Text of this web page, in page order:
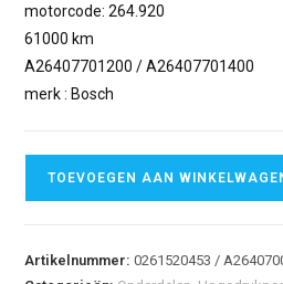
motorcode: 264.920
61000 km
A26407701200 / A26407701400
merk : Bosch
TOEVOEGEN AAN
Artikelnummer:0261520453 /